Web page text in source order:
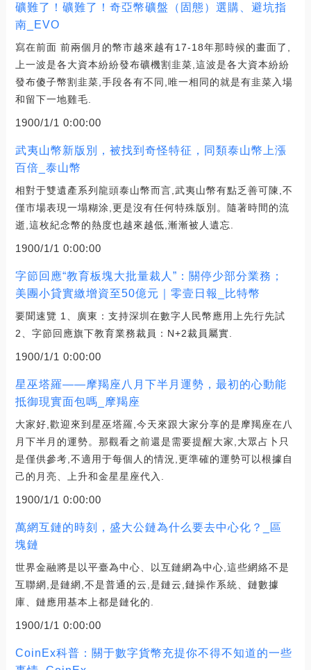
礦難了！礦難了！奇亞幣礦盤（固態）選購、避坑指
南_EVO
寫在前面 前兩個月的幣市越來越有17-18年那時候的畫面了,
上一波是各大資本紛紛發布礦機割韭菜,這波是各大資本紛紛
發布傻子幣割韭菜,手段各有不同,唯一相同的就是有韭菜入場
和留下一地雞毛.
1900/1/1 0:00:00
武夷山幣新版別，被找到奇怪特征，同類泰山幣上漲
百倍_泰山幣
相對于雙遺產系列龍頭泰山幣而言,武夷山幣有點乏善可陳,不
僅市場表現一塌糊涂,更是沒有任何特殊版別。隨著時間的流
逝,這枚紀念幣的熱度也越來越低,漸漸被人遺忘.
1900/1/1 0:00:00
字節回應“教育板塊大批量裁人”：關停少部分業務；
美團小貸實繳增資至50億元｜零壹日報_比特幣
要聞速覽 1、廣東：支持深圳在數字人民幣應用上先行先試
2、字節回應旗下教育業務裁員：N+2裁員屬實.
1900/1/1 0:00:00
星巫塔羅——摩羯座八月下半月運勢，最初的心動能
抵御現實面包嗎_摩羯座
大家好,歡迎來到星巫塔羅,今天來跟大家分享的是摩羯座在八
月下半月的運勢。那觀看之前還是需要提醒大家,大眾占卜只
是僅供參考,不適用于每個人的情況,更準確的運勢可以根據自
己的月亮、上升和金星星座代入.
1900/1/1 0:00:00
萬網互鏈的時刻，盛大公鏈為什么要去中心化？_區
塊鏈
世界金融將是以平臺為中心、以互鏈網為中心,這些網絡不是
互聯網,是鏈網,不是普通的云,是鏈云,鏈操作系統、鏈數據
庫、鏈應用基本上都是鏈化的.
1900/1/1 0:00:00
CoinEx科普：關于數字貨幣充提你不得不知道的一些